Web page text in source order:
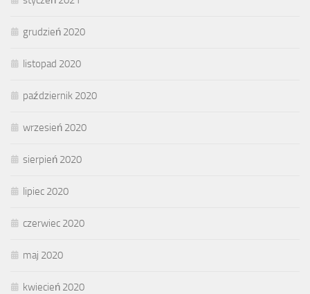
grudzień 2020
listopad 2020
październik 2020
wrzesień 2020
sierpień 2020
lipiec 2020
czerwiec 2020
maj 2020
kwiecień 2020